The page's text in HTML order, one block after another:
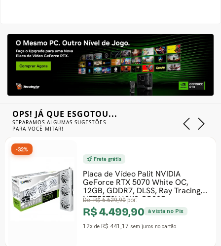
OPS! JÁ QUE ESGOTOU...
SEPARAMOS ALGUMAS SUGESTÕES
PARA VOCÊ MITAR!
Frete grátis
Placa de Vídeo Palit NVIDIA
GeForce RTX 5070 White OC,
12GB, GDDR7, DLSS, Ray Tracing,
NE75070U19K9-GB205
De:R$ 6.629,90por:
R$ 4.499,90 à vista no Pix
12x de R$ 441,17 sem juros no cartão
-32%